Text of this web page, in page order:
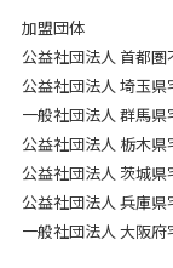
加盟団体
公益社団法人 首都
公益社団法人 埼玉
一般社団法人 群馬
公益社団法人 栃木
公益社団法人 茨城
公益社団法人 兵庫
一般社団法人 大阪